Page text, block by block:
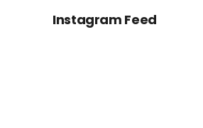
Instagram Feed